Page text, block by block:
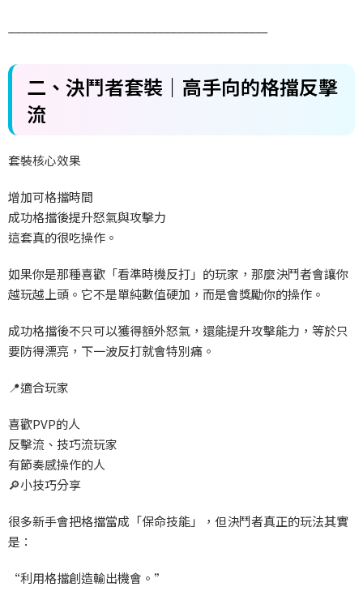
二、決鬥者套裝｜高手向的格擋反擊
流
套裝核心效果
增加可格擋時間
成功格擋後提升怒氣與攻擊力
這套真的很吃操作。
如果你是那種喜歡「看準時機反打」的玩家，那麼決鬥者會讓你
越玩越上頭。它不是單純數值硬加，而是會獎勵你的操作。
成功格擋後不只可以獲得額外怒氣，還能提升攻擊能力，等於只
要防得漂亮，下一波反打就會特別痛。
📍適合玩家
喜歡PVP的人
反擊流、技巧流玩家
有節奏感操作的人
🔎小技巧分享
很多新手會把格擋當成「保命技能」，但決鬥者真正的玩法其實
是：
“利用格擋創造輸出機會。”